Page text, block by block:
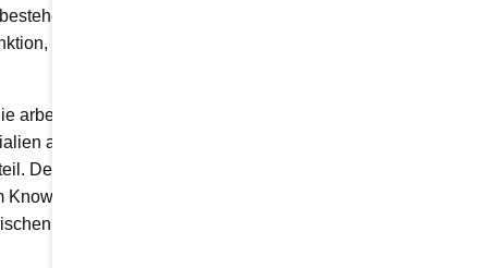
Strukturen eine
Sicherheit und
arbeitet nahezu
als auch Steuerung
Der Zugang zum Hohen
how ein barrierefreier
Ansprüchen gerecht